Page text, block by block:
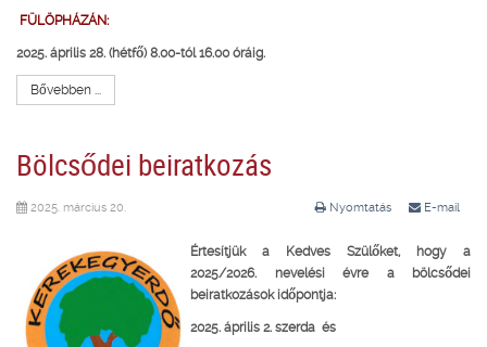
FÜLÖPHÁZÁN:
2025. április 28. (hétfő) 8.00-tól 16.00 óráig.
Bővebben ...
Bölcsődei beiratkozás
Nyomtatás E-mail
2025. március 20.
Értesítjük a Kedves Szülőket, hogy a
2025/2026. nevelési évre a bölcsődei
beiratkozások időpontja:
2025. április 2. szerda és